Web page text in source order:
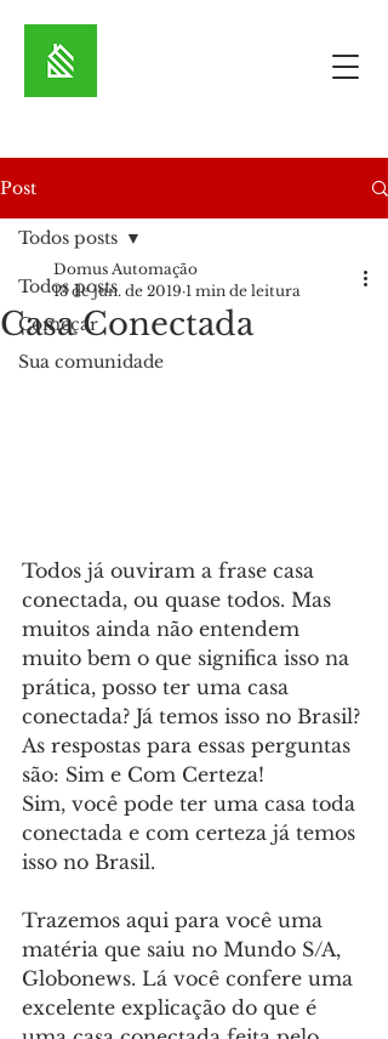
Post
Todos posts
Começar
Sua comunidade
Todos posts
Casa Conectada
Domus Automação
13 de jun. de 2019 1 min de leitura
Todos já ouviram a frase casa
conectada, ou quase todos. Mas
muitos ainda não entendem
muito bem o que significa isso na
prática, posso ter uma casa
conectada? Já temos isso no Brasil?
As respostas para essas perguntas
são: Sim e Com Certeza!
Sim, você pode ter uma casa toda
conectada e com certeza já temos
isso no Brasil.
Trazemos aqui para você uma
matéria que saiu no Mundo S/A,
Globonews. Lá você confere uma
excelente explicação do que é